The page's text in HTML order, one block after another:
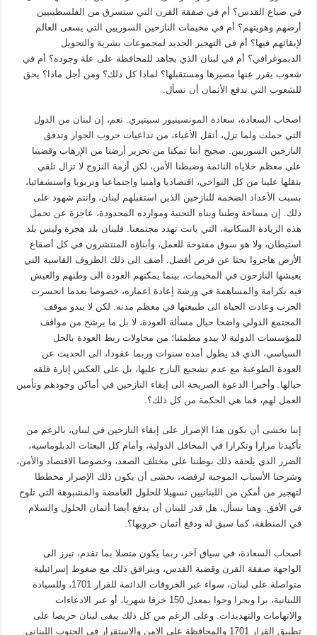
في ضياع القدس؟ أم في صفقة القرن التي ستسرق من الفلسطينيين
أرضهم وهويتهم؟ أم في مخيمات النازحين السوريين التي يسعى العالم
لإبقائهم فيها؟ أم في التهجير الجديد لمجموعات بشرية والتحويل
الديموغرافي؟ أم في لبنان الذي يجاهد للمحافظة على علة وجوده؟ أم في
شعوب يقرر عنها مصيرها ومستقبلها؟ لماذا كل ذلك؟ ومن أجل ماذا؟ يحق
للشعوب التي تدفع الأثمان أن تسأل.
اصحاب السعادة، سعادة المونسينيور سبيتيري. نعم، إن لبنان من الدول
التي حملت ولما تزل، أثقل الأعباء، من تداعيات حروب الجوار وتدفق
النازحين السوريين. صحيح أننا تمكنا من تحرير أرضنا من الإرهاب وقضينا
على معظم خلاياه النائمة وضبطنا الأمن، لكن أزمة النزوح لا تزال تلقي
بثقلها علينا من كل النواحي، اقتصاديا وامنيا واجتماعيا وتربويا واستشفائيا،
بسبب الأعداد الضخمة للنازحين الذين استقبلهم لبنان، وانتم شهود على
ذلك. إن مساحة وطننا وبناه التحتية وموارده المحدودة، عاجزة عن تحمل
هذه الزيادة السكانية، التي باتت تهدد مجتمعنا. فلبنان بلد هجرة وليس بلد
استيطان، ولا هو سوق مفتوحة للعمل، وأبناؤه المنتشرون في كل أصقاع
الأرض هاجروا بحثا عن فرص أفضل. أضف الى ذلك الظروف القاسية التي
يعيشها النازحون في المخيمات، بينما يمكنهم العودة الى وطنهم والعيش
فيه بكرامة والمساهمة في ورشة إعادة اعماره، خصوصا بعدما انحسرت
الحرب وعادت الحياة الى طبيعتها في معظم مدنه. لكن لا يبدو موقف
المجتمع الدولي واضحا حيال مسألة العودة، لا بل ما يرشح من مواقف
للمؤسسات الدولية لا يبدو مطمئنا؛ من محاولات ربط العودة بالحل
السياسي، الذي قد يطول أمده سنوات وربما عقودا، الى الحديث عن
العودة الطوعية مع عدم تشجيع النازح عليها، بل على العكس إثارة قلقه
حيالها. وأخيرا الدعوة الصريحة الى إبقاء النازحين في أماكن وجودهم وتأمين
العمل لهم، فما هي الحكمة من كل ذلك؟.
إننا نخشى أن يكون هذا الإصرار على إبقاء النازحين في لبنان، بالرغم من
تأكيدنا مرارا وتكرارا في المحافل الدولية، وأمام كل البعثات الدبلوماسية،
الضرر الذي يلحقه ذلك بوطننا على مختلف الصعد، وخصوصا الاقتصاد والأمن،
وشرحنا الأسباب الموجبة لرفضه، نخشى أن يكون ذلك الإصرار مخططا
لتهجير من أمكن من اللبنانيين تسهيلا للحلول الغامضة والمشبوهة التي تلوح
في الأفق. وهنا نسأل، هل قدر للبنان أن يدفع أيضا أثمان الحلول والسلام
في المنطقة، كما سبق له ودفع أثمان حروبها؟.
اصحاب السعادة، في سياق آخر، ربما يكون متصلا بما تقدم، تبرز الى
الواجهة صفقة القرن وقضية القدس، ويترافق ذلك مع ضغوط إسرائيلية
متواصلة على لبنان، سواء عبر الخروقات الدائمة للقرار 1701، وللسيادة
اللبنانية، برا وبحرا وجوا بمعدل 150 خرقا شهريا، أو عبر الادعاءات
والاتهامات والتهديدات. وعلى الرغم من كل ذلك يبقى لبنان حريصا على
تطبيق القرار 1701 والمحافظة على الامن والاستقرار في الجنوب اللبناني.